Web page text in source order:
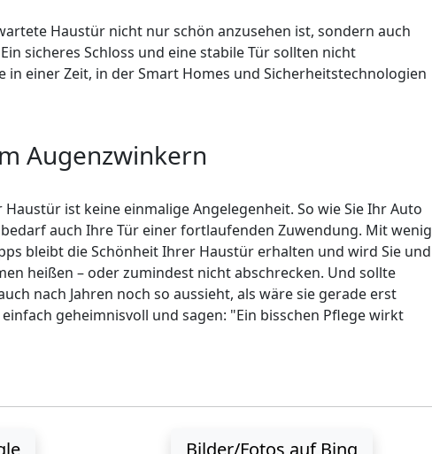
Haustür nicht nur schön anzusehen ist, sondern auch
sicheres Schloss und eine stabile Tür sollten nicht
einer Zeit, in der Smart Homes und Sicherheitstechnologien
Augenzwinkern
ist keine einmalige Angelegenheit. So wie Sie Ihr Auto
auch Ihre Tür einer fortlaufenden Zuwendung. Mit wenig
bleibt die Schönheit Ihrer Haustür erhalten und wird Sie und
heißen – oder zumindest nicht abschrecken. Und sollte
nach Jahren noch so aussieht, als wäre sie gerade erst
geheimnisvoll und sagen: "Ein bisschen Pflege wirkt
Bilder/Fotos auf Bing